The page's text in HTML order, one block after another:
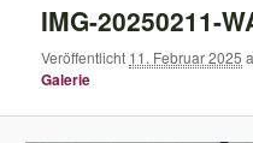
springen
springen
IMG-20250211-
Veröffentlicht 11. Februar 2025
Galerie